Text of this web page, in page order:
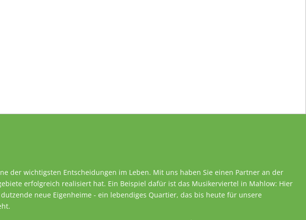
der wichtigsten Entscheidungen im Leben. Mit uns haben Sie einen Partner an der
erfolgreich realisiert hat. Ein Beispiel dafür ist das Musikerviertel in Mahlow: Hier
neue Eigenheime - ein lebendiges Quartier, das bis heute für unsere